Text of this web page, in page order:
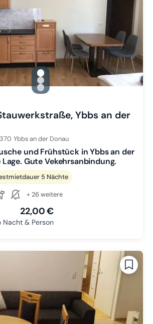
gallery.slide_selector
Zu Slide 1 wechseln
Zu Slide 2 wechseln
Zu Slide 3 wechseln
Ybbs an der
Ybbs an der Donau
und Frühstück in Ybbs an der
Lage. Gute Vekehrsanbindung.
5 Nächte
+ 26 weitere
22,00 €
& Person